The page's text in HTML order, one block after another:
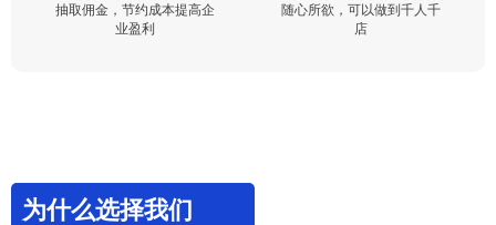
抽取佣金，节约成本提高企
业盈利
随心所欲，可以做到千人千
店
为什么选择我们